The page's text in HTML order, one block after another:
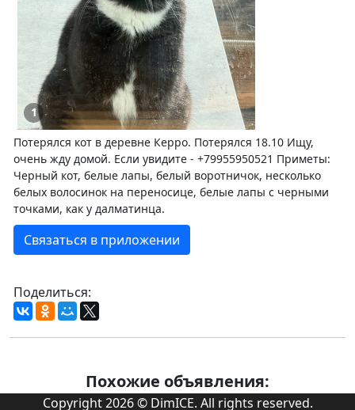
1
Потерялся кот в деревне Керро. Потерялся 18.10 Ищу,
очень жду домой. Если увидите - +79955950521 Приметы:
Черный кот, белые лапы, белый воротничок, несколько
белых волосинок на переносице, белые лапы с черными
точками, как у далматинца.
Связаться в приложении
Поделиться:
Похожие объявления:
Copyright 2026 © DimICE. All rights reserved.